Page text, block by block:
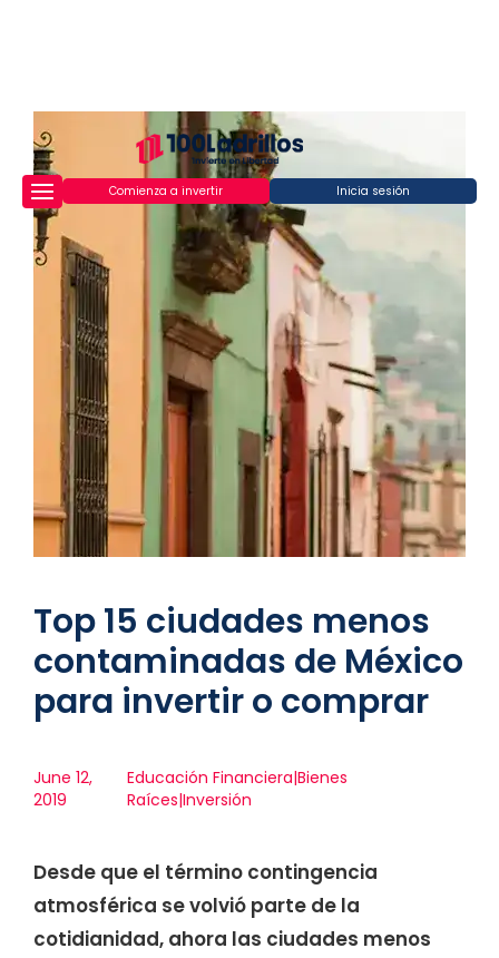
Comienza a invertir Inicia sesión
Top 15 ciudades menos
contaminadas de México
para invertir o comprar
June 12,
2019
Educación Financiera|Bienes
Raíces|Inversión
Desde que el término contingencia
atmosférica se volvió parte de la
cotidianidad, ahora las ciudades menos